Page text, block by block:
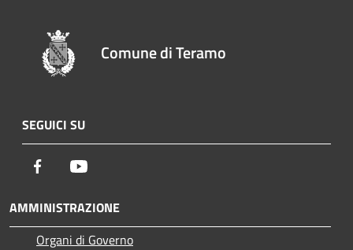
Comune di Teramo
SEGUICI SU
Facebook
AMMINISTRAZIONE
Organi di Governo